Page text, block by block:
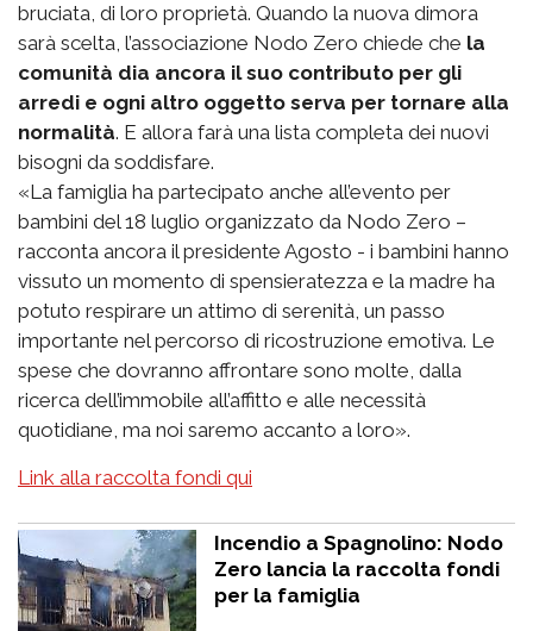
bruciata, di loro proprietà. Quando la nuova dimora
sarà scelta, l’associazione Nodo Zero chiede che la
comunità dia ancora il suo contributo per gli
arredi e ogni altro oggetto serva per tornare alla
normalità. E allora farà una lista completa dei nuovi
bisogni da soddisfare.
«La famiglia ha partecipato anche all’evento per
bambini del 18 luglio organizzato da Nodo Zero –
racconta ancora il presidente Agosto - i bambini hanno
vissuto un momento di spensieratezza e la madre ha
potuto respirare un attimo di serenità, un passo
importante nel percorso di ricostruzione emotiva. Le
spese che dovranno affrontare sono molte, dalla
ricerca dell’immobile all’affitto e alle necessità
quotidiane, ma noi saremo accanto a loro».
Link alla raccolta fondi qui
Incendio a Spagnolino: Nodo
Zero lancia la raccolta fondi
per la famiglia